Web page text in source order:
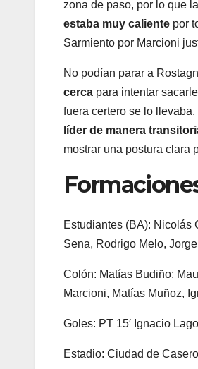
zona de paso, por lo que
estaba muy caliente por
Sarmiento por Marcioni
No podían parar a
cerca para intentar
fuera certero se lo
líder de manera
mostrar una postura clara
Estudiantes (BA): Nicolás
Sena, Rodrigo Melo,
Colón: Matías Budiño;
Marcioni, Matías Muñoz,
Goles: PT 15′ Ignacio
Estadio: Ciudad de